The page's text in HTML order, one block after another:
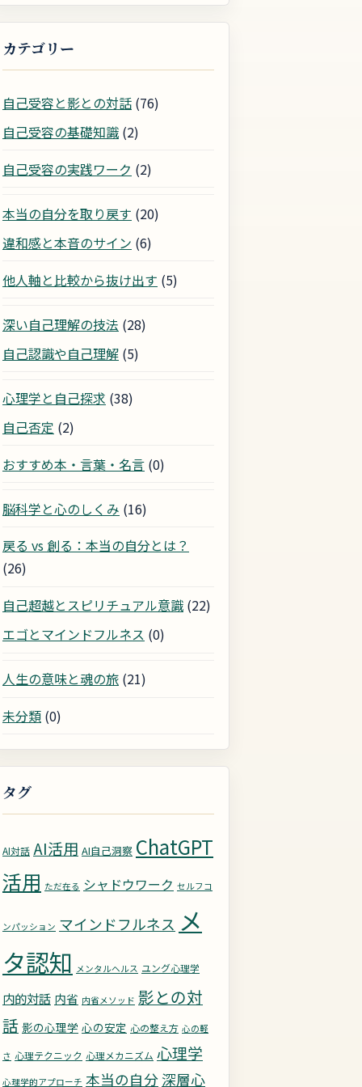
カテゴリー
自己受容と影との対話 (76)
自己受容の基礎知識 (2)
自己受容の実践ワーク (2)
本当の自分を取り戻す (20)
違和感と本音のサイン (6)
他人軸と比較から抜け出す (5)
深い自己理解の技法 (28)
自己認識や自己理解 (5)
心理学と自己探求 (38)
自己否定 (2)
おすすめ本・言葉・名言 (0)
脳科学と心のしくみ (16)
戻る vs 創る：本当の自分とは？
(26)
自己超越とスピリチュアル意識 (22)
エゴとマインドフルネス (0)
人生の意味と魂の旅 (21)
未分類 (0)
タグ
AI対話 AI活用 AI自己洞察 ChatGPT
活用 ただ在る シャドウワーク セルフコ
ンパッション マインドフルネス メ
タ認知 メンタルヘルス ユング心理学
内的対話 内省 内省メソッド 影との対
話 影の心理学 心の安定 心の整え方 心の軽
さ 心理テクニック 心理メカニズム 心理学
心理学的アプローチ 本当の自分 深層心